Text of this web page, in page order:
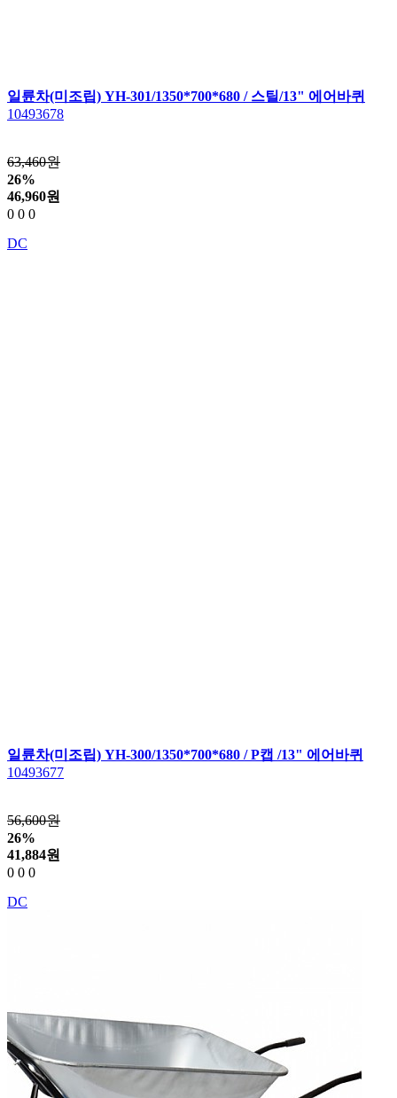
일륜차(미조립) YH-301/1350*700*680 / 스틸/13" 에어바퀴
10493678
63,460원
26%
46,960원
0 0 0
DC
일륜차(미조립) YH-300/1350*700*680 / P캡 /13" 에어바퀴
10493677
56,600원
26%
41,884원
0 0 0
DC